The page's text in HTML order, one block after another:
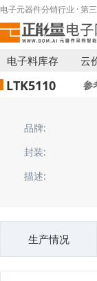
电子元器件分销行业 · 第
电子料库存 云
LTK5110 参
品牌:
封装:
描述:
生产情况